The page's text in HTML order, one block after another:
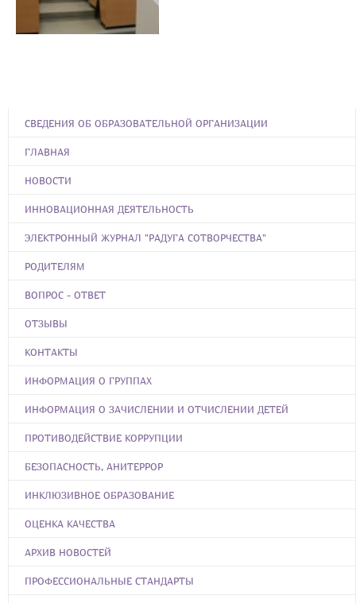
СВЕДЕНИЯ ОБ ОБРАЗОВАТЕЛЬНОЙ ОРГАНИЗАЦИИ
ГЛАВНАЯ
НОВОСТИ
ИННОВАЦИОННАЯ ДЕЯТЕЛЬНОСТЬ
ЭЛЕКТРОННЫЙ ЖУРНАЛ "РАДУГА СОТВОРЧЕСТВА"
РОДИТЕЛЯМ
ВОПРОС - ОТВЕТ
ОТЗЫВЫ
КОНТАКТЫ
ИНФОРМАЦИЯ О ГРУППАХ
ИНФОРМАЦИЯ О ЗАЧИСЛЕНИИ И ОТЧИСЛЕНИИ ДЕТЕЙ
ПРОТИВОДЕЙСТВИЕ КОРРУПЦИИ
БЕЗОПАСНОСТЬ, АНИТЕРРОР
ИНКЛЮЗИВНОЕ ОБРАЗОВАНИЕ
ОЦЕНКА КАЧЕСТВА
АРХИВ НОВОСТЕЙ
ПРОФЕССИОНАЛЬНЫЕ СТАНДАРТЫ